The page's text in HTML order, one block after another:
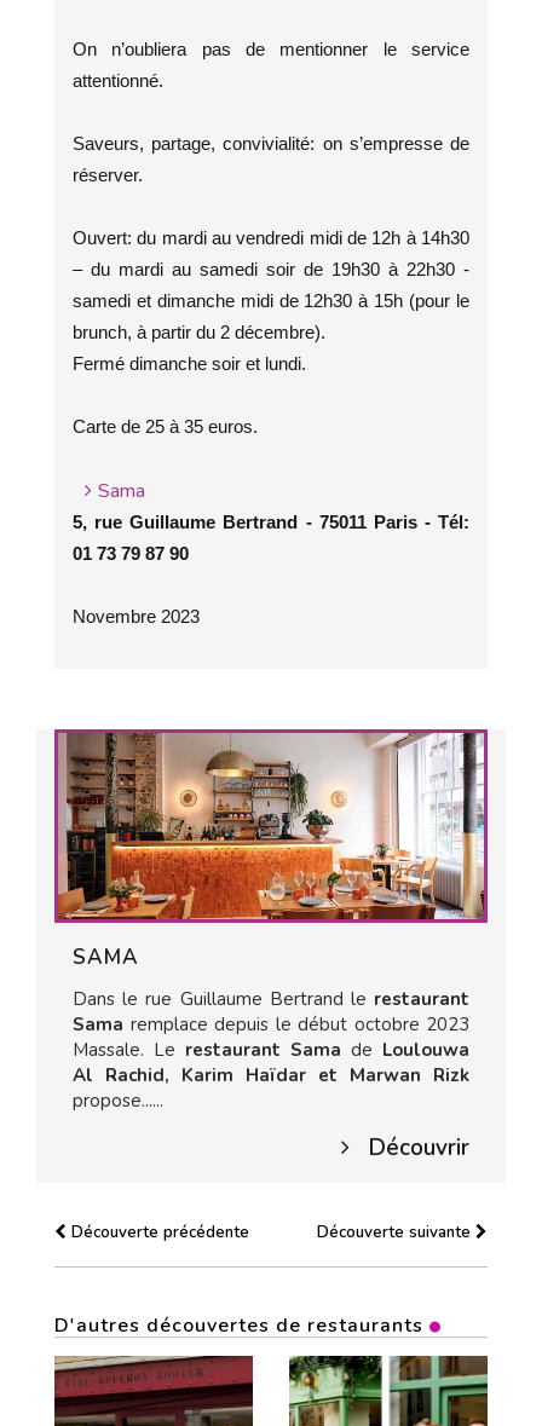
On n’oubliera pas de mentionner le service
attentionné.
Saveurs, partage, convivialité: on s’empresse de
réserver.
Ouvert: du mardi au vendredi midi de 12h à 14h30
– du mardi au samedi soir de 19h30 à 22h30 -
samedi et dimanche midi de 12h30 à 15h (pour le
brunch, à partir du 2 décembre).
Fermé dimanche soir et lundi.
Carte de 25 à 35 euros.
Sama
5, rue Guillaume Bertrand - 75011 Paris - Tél:
01 73 79 87 90
Novembre 2023
SAMA
Dans le rue Guillaume Bertrand le restaurant
Sama remplace depuis le début octobre 2023
Massale. Le restaurant Sama de Loulouwa
Al Rachid, Karim Haïdar et Marwan Rizk
propose......
Découvrir
Découverte précédente Découverte suivante
D'autres découvertes de restaurants